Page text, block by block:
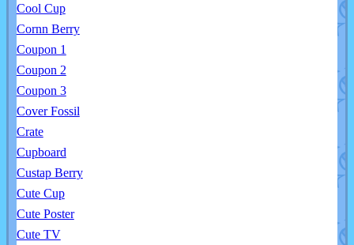
Cool Cup
Cornn Berry
Coupon 1
Coupon 2
Coupon 3
Cover Fossil
Crate
Cupboard
Custap Berry
Cute Cup
Cute Poster
Cute TV